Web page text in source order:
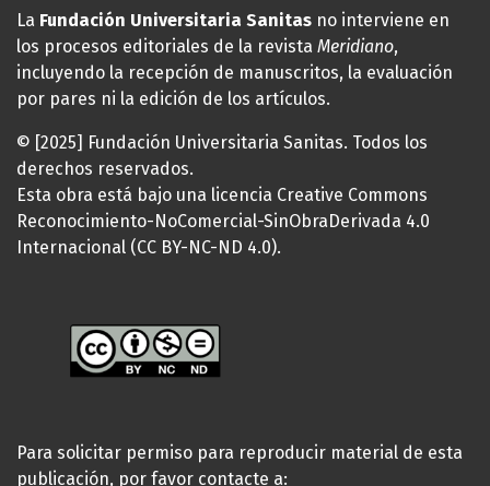
La Fundación Universitaria Sanitas no interviene en
los procesos editoriales de la revista Meridiano,
incluyendo la recepción de manuscritos, la evaluación
por pares ni la edición de los artículos.
© [2025] Fundación Universitaria Sanitas. Todos los
derechos reservados.
Esta obra está bajo una licencia Creative Commons
Reconocimiento-NoComercial-SinObraDerivada 4.0
Internacional (CC BY-NC-ND 4.0).
Para solicitar permiso para reproducir material de esta
publicación, por favor contacte a: